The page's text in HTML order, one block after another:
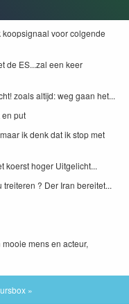
voor colgende
de ES...zal een keer
zoals altijd: weg gaan het...
en put
ik denk dat ik stop met
koerst hoger Uitgelicht...
? Der Iran bereitet...
mens en acteur,
»